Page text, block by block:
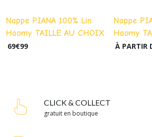
Nappe PIANA 100% Lin
Haomy TAILLE AU CHOIX
- Charbon
69€99
Nappe
Haomy
- Kaki
À PARTIR
CLICK & COLLECT
gratuit en boutique